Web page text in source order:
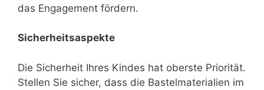
das Engagement fördern.
Sicherheitsaspekte
Die Sicherheit Ihres Kindes hat oberste Priorität.
Stellen Sie sicher, dass die Bastelmaterialien im